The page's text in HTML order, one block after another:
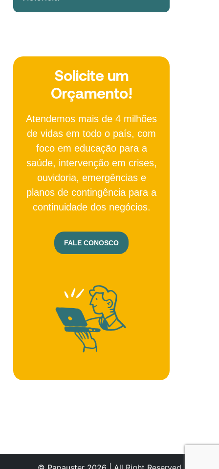
Solicite um
Orçamento!
Atendemos mais de 4 milhões
de vidas em todo o país, com
foco em educação para a
saúde, intervenção em crises,
ouvidoria, emergências e
planos de contingência para a
continuidade dos negócios.
FALE CONOSCO